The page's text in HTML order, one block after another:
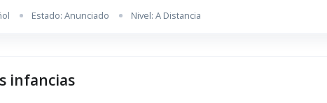
Estado: Anunciado Nivel: A Distancia
infancias